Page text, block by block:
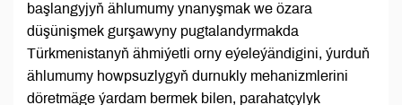
başlangyjyň ählumumy ynanyşmak we özara
düşünişmek gurşawyny pugtalandyrmakda
Türkmenistanyň ähmiýetli orny eýeleýändigini, ýurduň
ählumumy howpsuzlygyň durnukly mehanizmlerini
döretmäge ýardam bermek bilen, parahatçylyk